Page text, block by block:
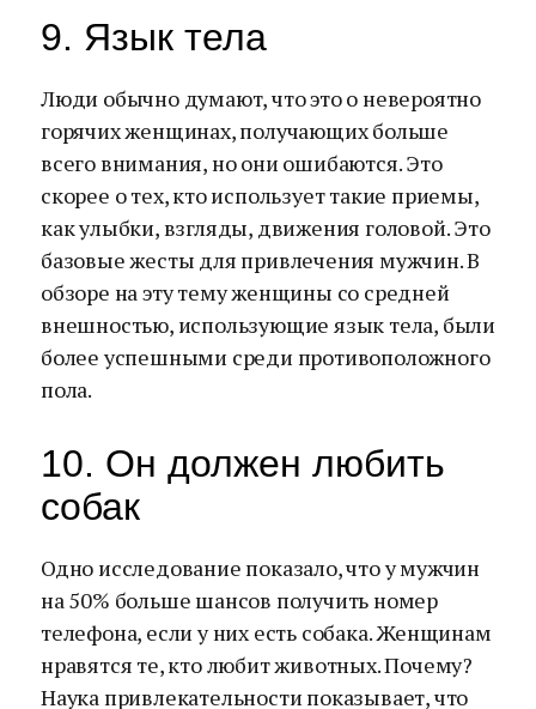
9. Язык тела
Люди обычно думают, что это о невероятно
горячих женщинах, получающих больше
всего внимания, но они ошибаются. Это
скорее о тех, кто использует такие приемы,
как улыбки, взгляды, движения головой. Это
базовые жесты для привлечения мужчин. В
обзоре на эту тему женщины со средней
внешностью, использующие язык тела, были
более успешными среди противоположного
пола.
10. Он должен любить
собак
Одно исследование показало, что у мужчин
на 50% больше шансов получить номер
телефона, если у них есть собака. Женщинам
нравятся те, кто любит животных. Почему?
Наука привлекательности показывает, что